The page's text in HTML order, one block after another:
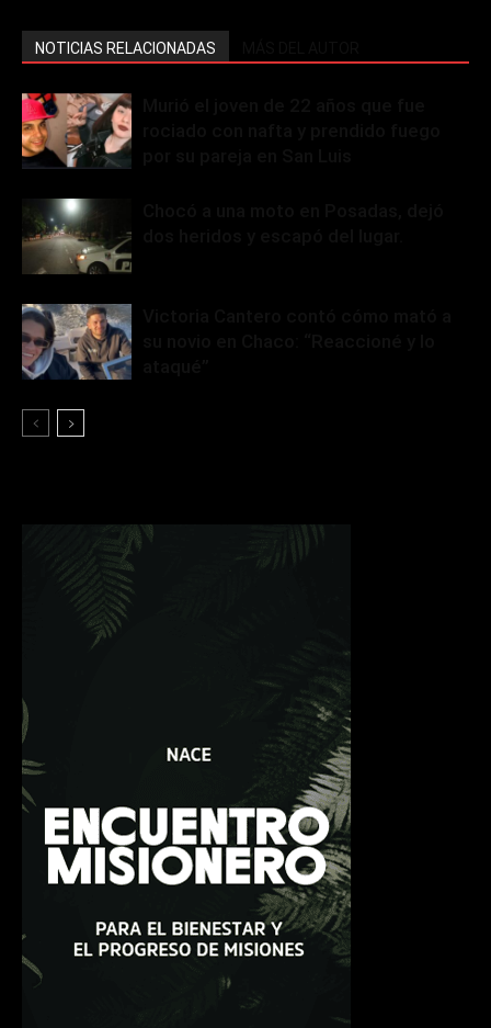
NOTICIAS RELACIONADAS